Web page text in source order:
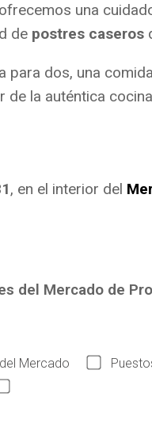
una
de postres caseros
dos, una
la auténtica
, en el interior del
del Mercado de
Mercado